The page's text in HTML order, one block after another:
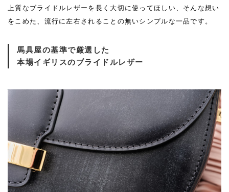
上質なブライドルレザーを長く大切に使ってほしい、そんな想い
をこめた、流行に左右されることの無いシンプルな一品です。
馬具屋の基準で厳選した
本場イギリスのブライドルレザー